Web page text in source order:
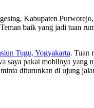
Kabupaten
baik yang jadi tuan
Tugu, Yogyakarta. Tuan
pakai mobilnya yang
diturunkan di ujung